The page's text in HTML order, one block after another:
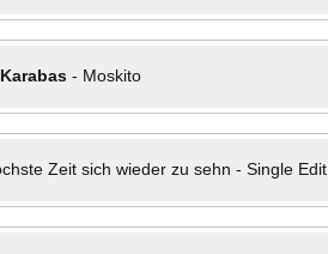
- Moskito
Zeit sich wieder zu sehn - Single Edit